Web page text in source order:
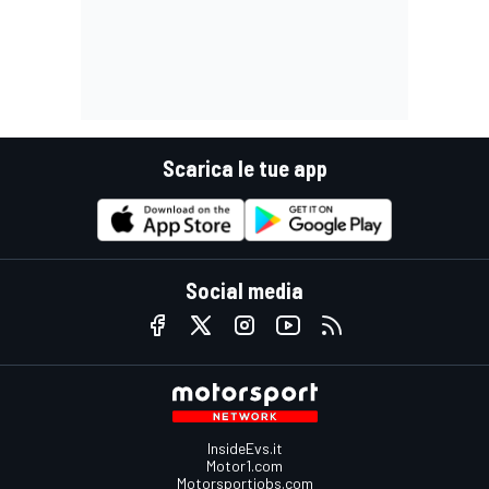
Scarica le tue app
Social media
InsideEvs.it
Motor1.com
Motorsportjobs.com